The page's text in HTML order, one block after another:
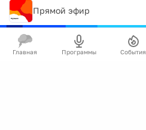
Прямой эфир
Главная Программы События